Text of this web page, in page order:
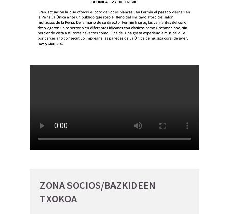
ZONA SOCIOS/BAZKIDEEN
TXOKOA